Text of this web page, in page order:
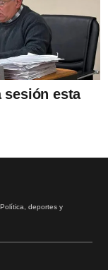
sesión esta
deportes y